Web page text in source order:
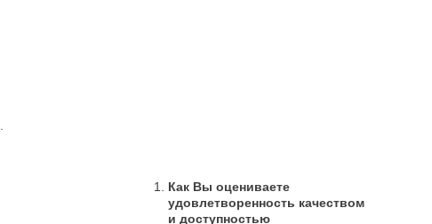
Как Вы оцениваете
удовлетворенность качеством
и доступностью